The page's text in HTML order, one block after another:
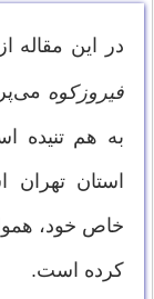
در این مقاله از
فیروزکوه
به هم تنیده
استان
خاص خود،
کرده است.